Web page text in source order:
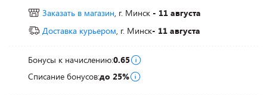
Заказать в магазин, г. Минск - 11 августа
Доставка курьером, г. Минск- 11 августа
Бонусы к начислению:0.65
Списание бонусов:до 25%